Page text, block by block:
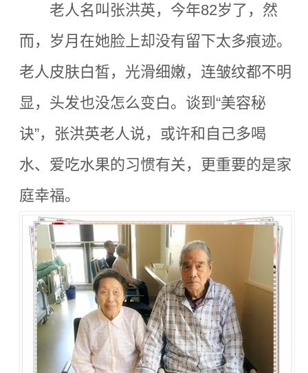
老人名叫张洪英，今年82岁了，然
而，岁月在她脸上却没有留下太多痕迹。
老人皮肤白皙，光滑细嫩，连皱纹都不明
显，头发也没怎么变白。谈到“美容秘
诀”，张洪英老人说，或许和自己多喝
水、爱吃水果的习惯有关，更重要的是家
庭幸福。